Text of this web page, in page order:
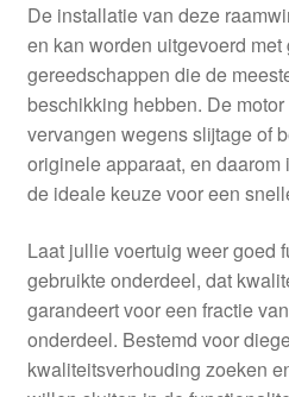
De installatie van deze
en kan worden uitgevoerd met
gereedschappen die de
beschikking hebben. De
vervangen wegens slijtage of
originele apparaat, en
de ideale keuze voor een
Laat jullie voertuig weer goed
gebruikte onderdeel, dat
garandeert voor een fractie
onderdeel. Bestemd voor
kwaliteitsverhouding zoeken